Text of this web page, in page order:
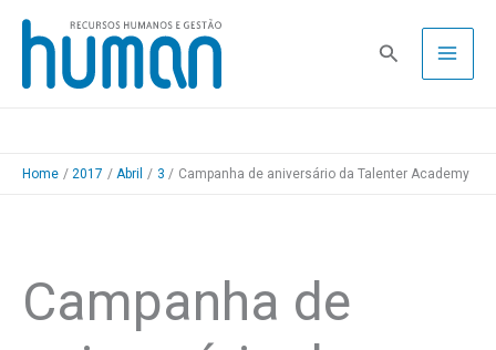
Skip
content
Pesquisa
Home 2017 Abril 3 Campanha de aniversário da Talenter Academy
Campanha de